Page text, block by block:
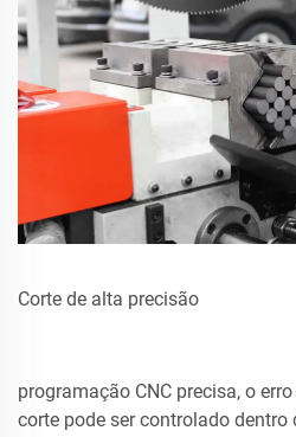
Corte de alta precisão
programação CNC precisa, o
corte pode ser controlado dentro